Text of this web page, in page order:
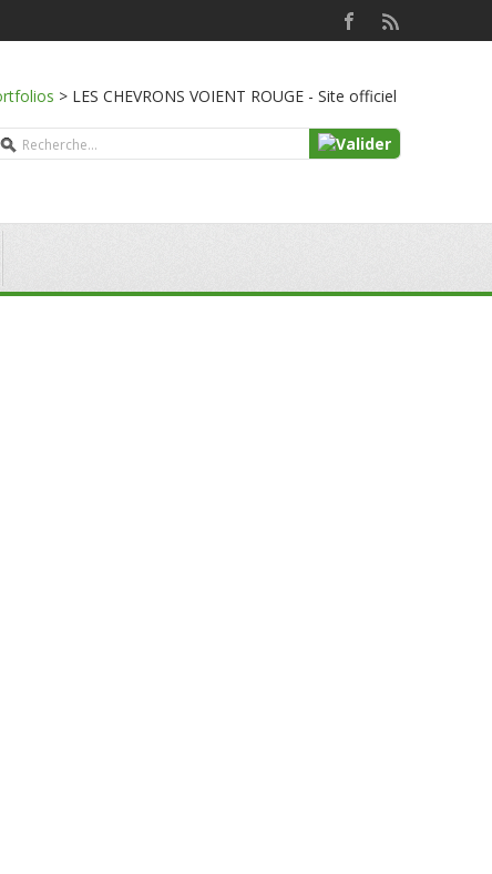
> LES CHEVRONS VOIENT ROUGE - Site officiel